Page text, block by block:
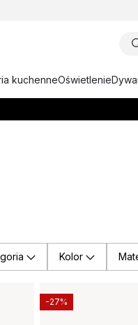
kuchenneOświetlenie
Kolor
-27%